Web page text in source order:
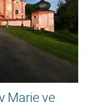
Marie ve